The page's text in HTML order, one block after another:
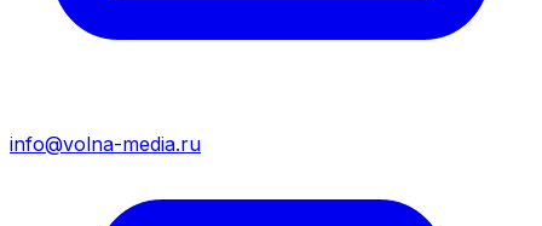
info@volna-media.ru